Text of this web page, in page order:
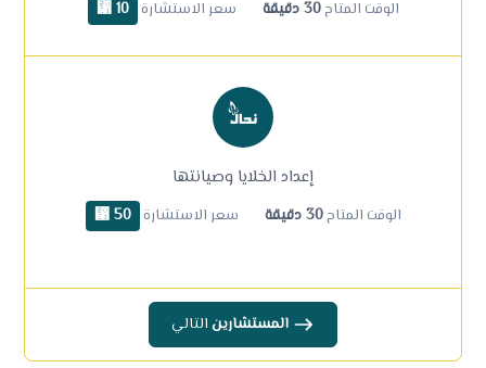
الوقت المتاح30 دقيقة سعر الاستشارة 10 ⃁
إعداد الخلايا وصيانتها
الوقت المتاح30 دقيقة سعر الاستشارة 50 ⃁
المستشارين